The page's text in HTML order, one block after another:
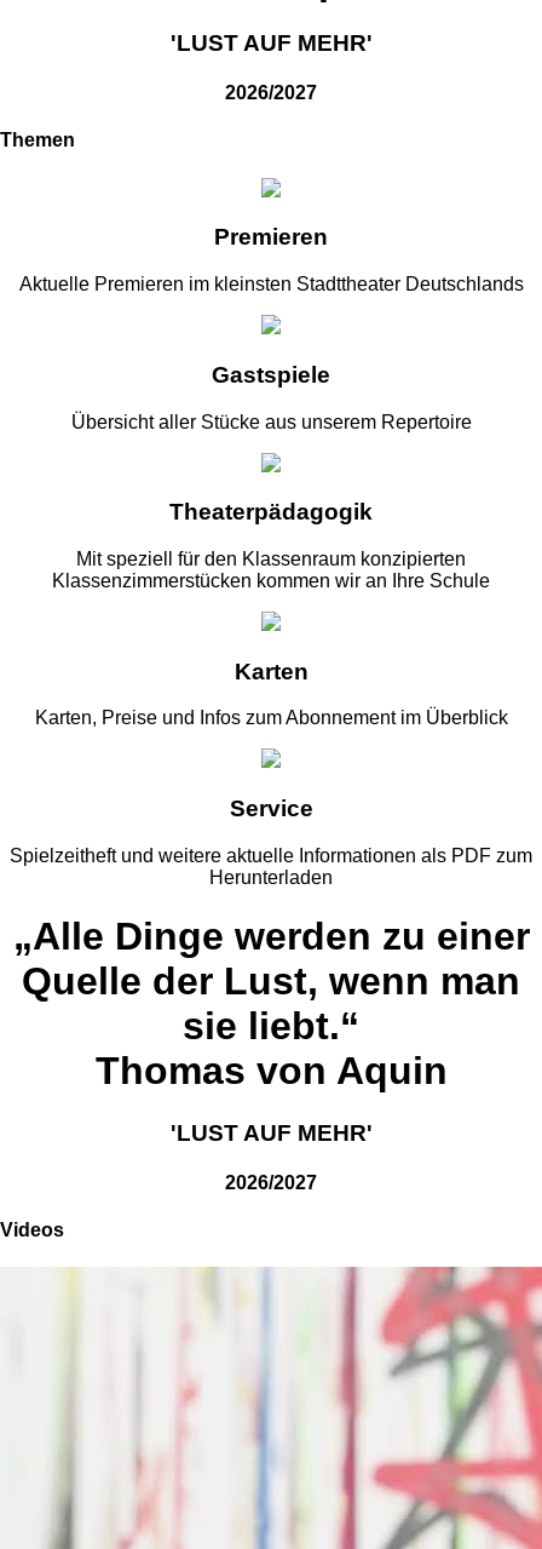
'LUST AUF MEHR'
2026/2027
Themen
Premieren
Aktuelle Premieren im kleinsten Stadttheater Deutschlands
Gastspiele
Übersicht aller Stücke aus unserem Repertoire
Theaterpädagogik
Mit speziell für den Klassenraum konzipierten
Klassenzimmerstücken kommen wir an Ihre Schule
Karten
Karten, Preise und Infos zum Abonnement im Überblick
Service
Spielzeitheft und weitere aktuelle Informationen als PDF zum
Herunterladen
„Alle Dinge werden zu einer
Quelle der Lust, wenn man
sie liebt.“
Thomas von Aquin
'LUST AUF MEHR'
2026/2027
Videos